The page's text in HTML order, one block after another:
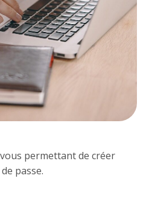
permettant de créer
passe.